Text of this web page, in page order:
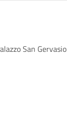
San Gervasio